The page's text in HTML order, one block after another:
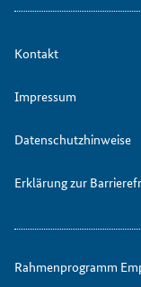
Kontakt
Impressum
Datenschutzhinweise
Erklärung zur
Rahmenprogramm